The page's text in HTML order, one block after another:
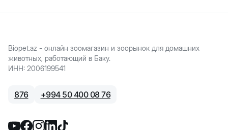
Biopet.az - онлайн зоомагазин и зоорынок для домашних
животных, работающий в Баку.
ИНН: 2006199541
876 +994 50 400 08 76